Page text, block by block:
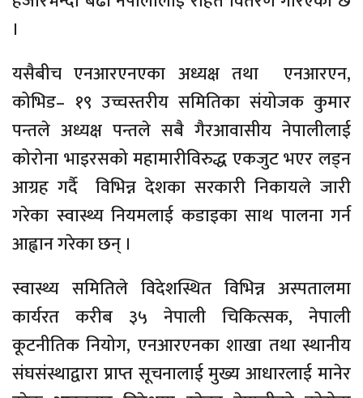
।
यसैबीच एनआरएनएका अध्यक्ष तथा एनआरएन,
कोभिड– १९ उच्चस्तरीय समितिका संयोजक कुमार
पन्तले अध्यक्ष पन्तले सबै गैरआवासीय नेपालीलाई
कोरोना भाइरसको महामारीविरुद्ध एकजुट भएर लड्न
आग्रह गर्दै विभिन्न देशका सरकारी निकायले जारी
गरेका स्वास्थ्य नियमलाई कडाइका साथ पालना गर्न
आह्वान गरेका छन् ।
स्वास्थ्य समितिले विदेशस्थित विभिन्न अस्पतालमा
कार्यरत करीब ३५ नेपाली चिकित्सक, नेपाली
कूटनीतिक नियोग, एनआरएनका शाखा तथा स्थानीय
संघसंस्थाद्वारा प्राप्त सूचनालाई मुख्य आधारलाई मानेर